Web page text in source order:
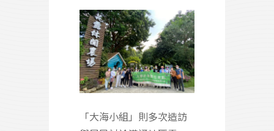
「大海小組」則多次造訪